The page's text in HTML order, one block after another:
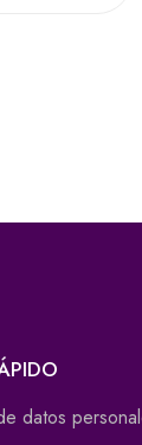
datos